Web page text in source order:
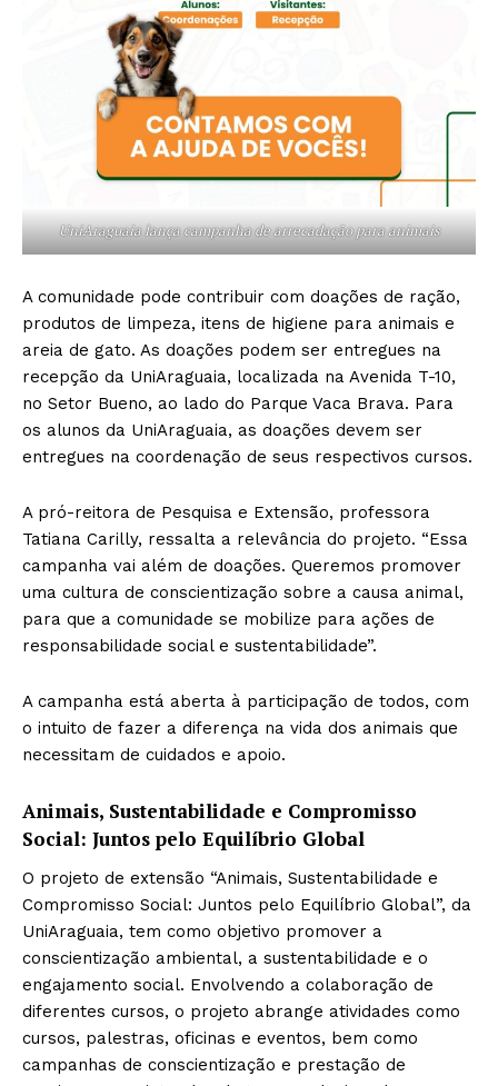
UniAraguaia lança campanha de arrecadação para animais
A comunidade pode contribuir com doações de ração,
produtos de limpeza, itens de higiene para animais e
areia de gato. As doações podem ser entregues na
recepção da UniAraguaia, localizada na Avenida T-10,
no Setor Bueno, ao lado do Parque Vaca Brava. Para
os alunos da UniAraguaia, as doações devem ser
entregues na coordenação de seus respectivos cursos.
A pró-reitora de Pesquisa e Extensão, professora
Tatiana Carilly, ressalta a relevância do projeto. “Essa
campanha vai além de doações. Queremos promover
uma cultura de conscientização sobre a causa animal,
para que a comunidade se mobilize para ações de
responsabilidade social e sustentabilidade”.
A campanha está aberta à participação de todos, com
o intuito de fazer a diferença na vida dos animais que
necessitam de cuidados e apoio.
Animais, Sustentabilidade e Compromisso
Social: Juntos pelo Equilíbrio Global
O projeto de extensão “Animais, Sustentabilidade e
Compromisso Social: Juntos pelo Equilíbrio Global”, da
UniAraguaia, tem como objetivo promover a
conscientização ambiental, a sustentabilidade e o
engajamento social. Envolvendo a colaboração de
diferentes cursos, o projeto abrange atividades como
cursos, palestras, oficinas e eventos, bem como
campanhas de conscientização e prestação de